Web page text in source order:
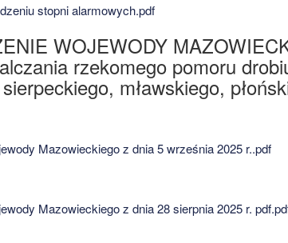
stopni alarmowych.pdf
WOJEWODY
rzekomego pomoru
mławskiego,
Mazowieckiego z dnia 5 września 2025 r..pdf
Mazowieckiego z dnia 28 sierpnia 2025 r.